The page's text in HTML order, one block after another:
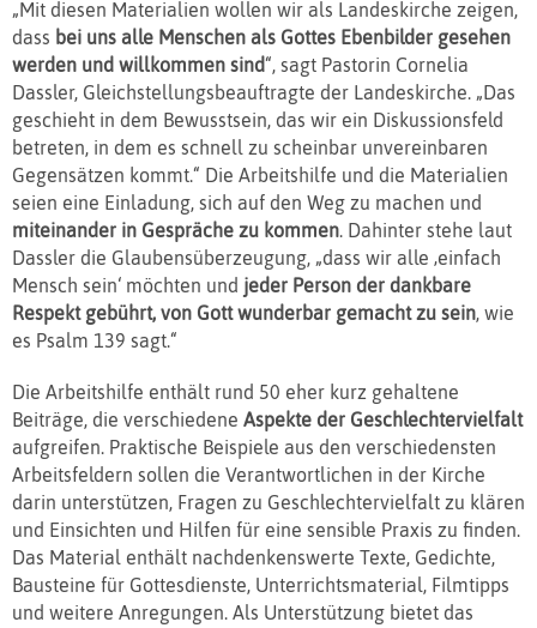
„Mit diesen Materialien wollen wir als Landeskirche zeigen,
dass bei uns alle Menschen als Gottes Ebenbilder gesehen
werden und willkommen sind“, sagt Pastorin Cornelia
Dassler, Gleichstellungsbeauftragte der Landeskirche. „Das
geschieht in dem Bewusstsein, das wir ein Diskussionsfeld
betreten, in dem es schnell zu scheinbar unvereinbaren
Gegensätzen kommt.“ Die Arbeitshilfe und die Materialien
seien eine Einladung, sich auf den Weg zu machen und
miteinander in Gespräche zu kommen. Dahinter stehe laut
Dassler die Glaubensüberzeugung, „dass wir alle ‚einfach
Mensch sein‘ möchten und jeder Person der dankbare
Respekt gebührt, von Gott wunderbar gemacht zu sein, wie
es Psalm 139 sagt.“
Die Arbeitshilfe enthält rund 50 eher kurz gehaltene
Beiträge, die verschiedene Aspekte der Geschlechtervielfalt
aufgreifen. Praktische Beispiele aus den verschiedensten
Arbeitsfeldern sollen die Verantwortlichen in der Kirche
darin unterstützen, Fragen zu Geschlechtervielfalt zu klären
und Einsichten und Hilfen für eine sensible Praxis zu finden.
Das Material enthält nachdenkenswerte Texte, Gedichte,
Bausteine für Gottesdienste, Unterrichtsmaterial, Filmtipps
und weitere Anregungen. Als Unterstützung bietet das